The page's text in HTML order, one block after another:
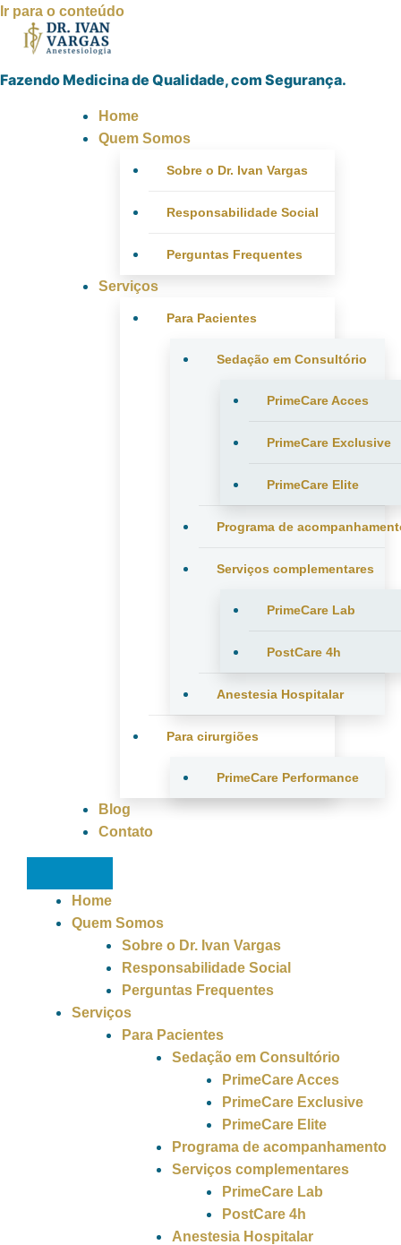
Ir para o conteúdo
Fazendo Medicina de Qualidade, com Segurança.
Home
Quem Somos
Sobre o Dr. Ivan Vargas
Responsabilidade Social
Perguntas Frequentes
Serviços
Para Pacientes
Sedação em Consultório
PrimeCare Acces
PrimeCare Exclusive
PrimeCare Elite
Programa de
Serviços complementares
PrimeCare Lab
PostCare 4h
Anestesia Hospitalar
Para cirurgiões
PrimeCare Performance
Blog
Contato
Home
Quem Somos
Sobre o Dr. Ivan Vargas
Responsabilidade Social
Perguntas Frequentes
Serviços
Para Pacientes
Sedação em Consultório
PrimeCare Acces
PrimeCare Exclusive
PrimeCare Elite
Programa de acompanhamento
Serviços complementares
PrimeCare Lab
PostCare 4h
Anestesia Hospitalar